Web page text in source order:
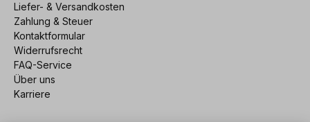
Liefer- & Versandkosten
Zahlung & Steuer
Kontaktformular
Widerrufsrecht
FAQ-Service
Über uns
Karriere